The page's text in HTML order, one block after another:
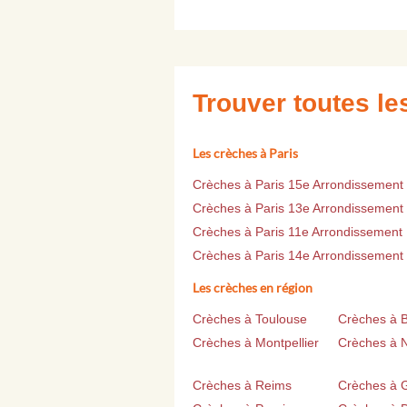
Trouver toutes
Les crèches à Paris
Crèches à Paris 15e Arrondissement
Crèches à Paris 13e Arrondissement
Crèches à Paris 11e Arrondissement
Crèches à Paris 14e Arrondissement
Les crèches en région
Crèches à Toulouse
Crèches à
Crèches à Montpellier
Crèches à
Crèches à Reims
Crèches à